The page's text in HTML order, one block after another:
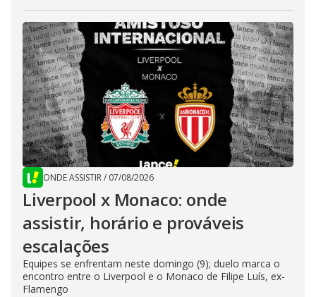
ONDE ASSISTIR/ 07/08/2026
Liverpool x Monaco: onde
assistir, horário e prováveis
escalações
Equipes se enfrentam neste domingo (9); duelo marca o
encontro entre o Liverpool e o Monaco de Filipe Luís, ex-
Flamengo